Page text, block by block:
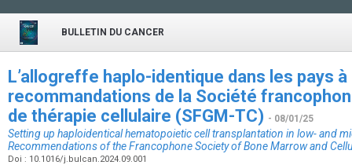
BULLETIN DU CANCER
L’allogreffe haplo-identique dans les pays
recommandations de la Société
de thérapie cellulaire (SFGM-TC) - 08/01/25
Setting up haploidentical hematopoietic cell transplantation in low- and
Recommendations of the Francophone Society of Bone Marrow and
Doi : 10.1016/j.bulcan.2024.09.001